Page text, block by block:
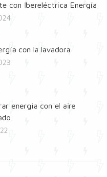
con Ibereléctrica Energía
con la lavadora
energía con el aire